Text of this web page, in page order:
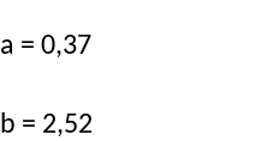
a = 0,37
b = 2,52